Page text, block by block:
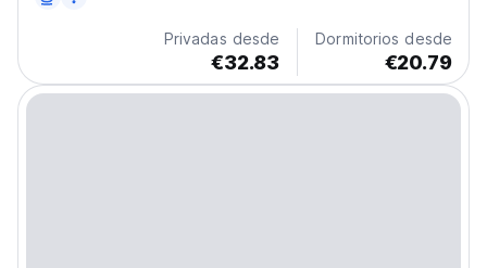
Privadas desde
€32.83
Dormitorios desde
€20.79